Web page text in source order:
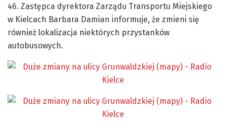
46. Zastępca dyrektora Zarządu Transportu Miejskiego
w Kielcach Barbara Damian informuje, że zmieni się
również lokalizacja niektórych przystanków
autobusowych.